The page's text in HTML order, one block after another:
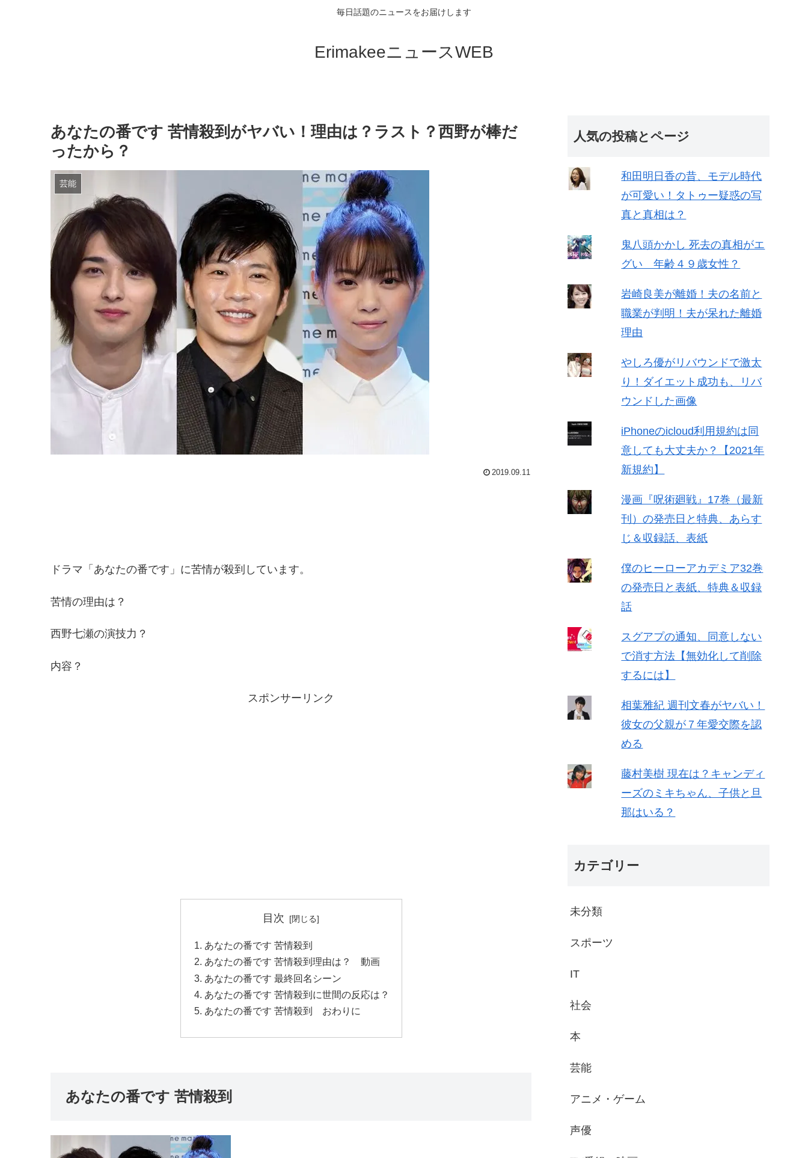
毎日話題のニュースをお届けします
ErimakeeニュースWEB
あなたの番です 苦情殺到がヤバい！理由は？ラスト？西野が棒だ
ったから？
芸能
2019.09.11
ドラマ「あなたの番です」に苦情が殺到しています。
苦情の理由は？
西野七瀬の演技力？
内容？
スポンサーリンク
目次
あなたの番です 苦情殺到
あなたの番です 苦情殺到理由は？ 動画
あなたの番です 最終回名シーン
あなたの番です 苦情殺到に世間の反応は？
あなたの番です 苦情殺到 おわりに
あなたの番です 苦情殺到
人気の投稿とページ
和田明日香の昔、モデル時代
が可愛い！タトゥー疑惑の写
真と真相は？
鬼八頭かかし 死去の真相がエ
グい 年齢４９歳女性？
岩崎良美が離婚！夫の名前と
職業が判明！夫が呆れた離婚
理由
やしろ優がリバウンドで激太
り！ダイエット成功も、リバ
ウンドした画像
iPhoneのicloud利用規約は同
意しても大丈夫か？【2021年
新規約】
漫画『呪術廻戦』17巻（最新
刊）の発売日と特典、あらす
じ＆収録話、表紙
僕のヒーローアカデミア32巻
の発売日と表紙、特典＆収録
話
スグアプの通知、同意しない
で消す方法【無効化して削除
するには】
相葉雅紀 週刊文春がヤバい！
彼女の父親が７年愛交際を認
める
藤村美樹 現在は？キャンディ
ーズのミキちゃん、子供と旦
那はいる？
カテゴリー
未分類
スポーツ
IT
社会
本
芸能
アニメ・ゲーム
声優